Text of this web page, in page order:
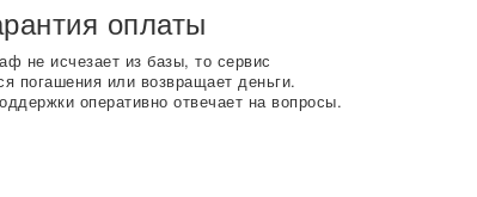
оплаты
не исчезает из базы, то сервис
погашения или возвращает деньги.
оперативно отвечает на вопросы.